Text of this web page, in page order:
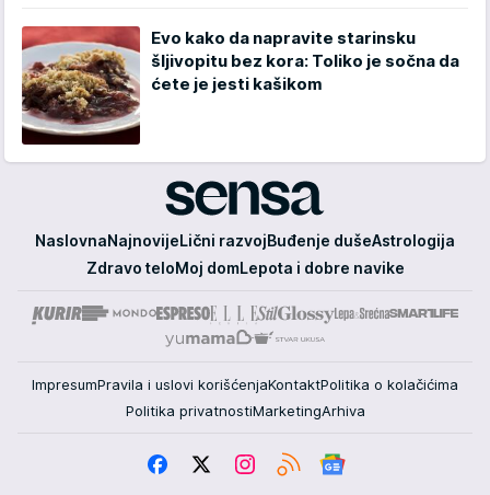
Evo kako da napravite starinsku
šljivopitu bez kora: Toliko je sočna da
ćete je jesti kašikom
Sensa
NaslovnaNajnovijeLični razvojBuđenje dušeAstrologija
Zdravo teloMoj domLepota i dobre navike
ImpresumPravila i uslovi korišćenjaKontaktPolitika o kolačićima
Politika privatnostiMarketingArhiva